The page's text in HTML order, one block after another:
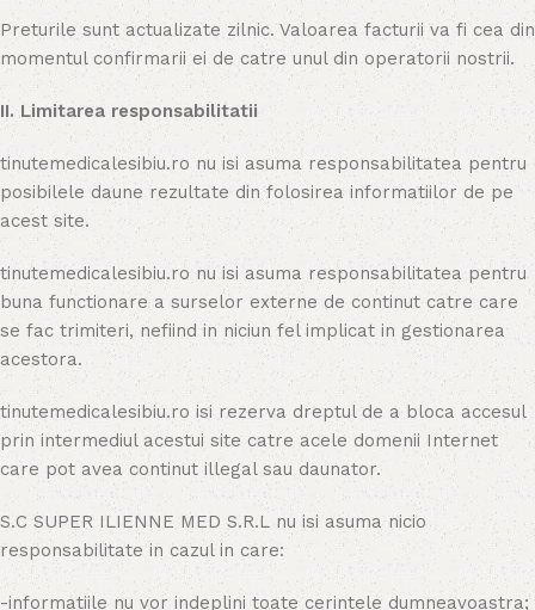
Preturile sunt actualizate zilnic. Valoarea facturii va fi cea din
momentul confirmarii ei de catre unul din operatorii nostrii.
II. Limitarea responsabilitatii
tinutemedicalesibiu.ro nu isi asuma responsabilitatea pentru
posibilele daune rezultate din folosirea informatiilor de pe
acest site.
tinutemedicalesibiu.ro nu isi asuma responsabilitatea pentru
buna functionare a surselor externe de continut catre care
se fac trimiteri, nefiind in niciun fel implicat in gestionarea
acestora.
tinutemedicalesibiu.ro isi rezerva dreptul de a bloca accesul
prin intermediul acestui site catre acele domenii Internet
care pot avea continut illegal sau daunator.
S.C SUPER ILIENNE MED S.R.L nu isi asuma nicio
responsabilitate in cazul in care:
-informatiile nu vor indeplini toate cerintele dumneavoastra;